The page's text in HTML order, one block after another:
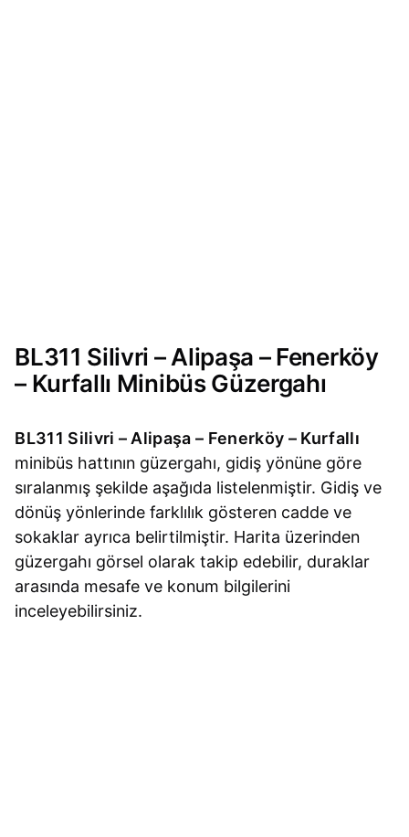
BL311 Silivri – Alipaşa – Fenerköy
– Kurfallı Minibüs Güzergahı
BL311 Silivri – Alipaşa – Fenerköy – Kurfallı
minibüs hattının güzergahı, gidiş yönüne göre
sıralanmış şekilde aşağıda listelenmiştir. Gidiş ve
dönüş yönlerinde farklılık gösteren cadde ve
sokaklar ayrıca belirtilmiştir. Harita üzerinden
güzergahı görsel olarak takip edebilir, duraklar
arasında mesafe ve konum bilgilerini
inceleyebilirsiniz.